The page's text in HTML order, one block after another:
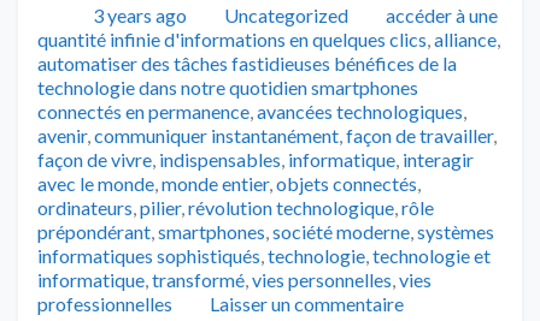
Publié3 years ago Catégories
Uncategorized Tags
accéder à une
quantité infinie d'informations en quelques clics,alliance,
automatiser des tâches fastidieuses bénéfices de la
technologie dans notre quotidien smartphones
connectés en permanence,avancées technologiques,
avenir,communiquer instantanément,façon de travailler,
façon de vivre, indispensables, informatique, interagir
avec le monde,monde entier,objets connectés,
ordinateurs,pilier,révolution technologique,rôle
prépondérant,smartphones,société moderne,systèmes
informatiques sophistiqués,technologie,technologie et
informatique,transformé,vies personnelles,vies
professionnelles
Laisser un commentaire